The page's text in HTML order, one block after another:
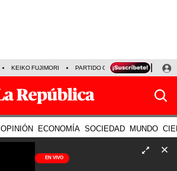
KEIKO FUJIMORI PARTIDO OBRAS ARMONÍA 10
OPINIÓN ECONOMÍA SOCIEDAD MUNDO
EN VIVO